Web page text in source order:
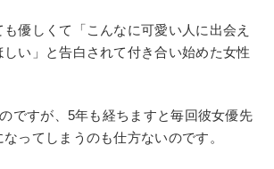
優しくて「こんなに可愛い人に出会え
い」と告白されて付き合い始めた女性
ですが、5年も経ちますと毎回彼女優先
ってしまうのも仕方ないのです。